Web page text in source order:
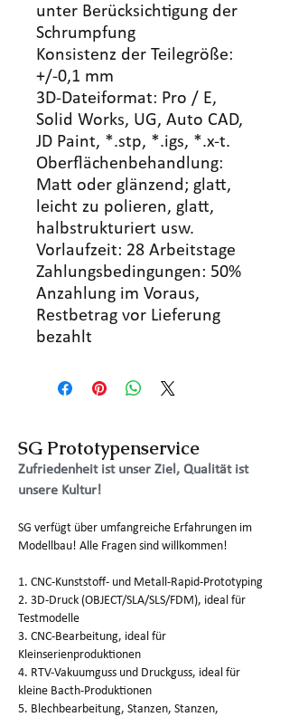
unter Berücksichtigung der
Schrumpfung
Konsistenz der Teilegröße:
+/-0,1 mm
3D-Dateiformat: Pro / E,
Solid Works, UG, Auto CAD,
JD Paint, *.stp, *.igs, *.x-t.
Oberflächenbehandlung:
Matt oder glänzend; glatt,
leicht zu polieren, glatt,
halbstrukturiert usw.
Vorlaufzeit: 28 Arbeitstage
Zahlungsbedingungen: 50%
Anzahlung im Voraus,
Restbetrag vor Lieferung
bezahlt
SG Prototypenservice
Zufriedenheit ist unser Ziel, Qualität ist
unsere Kultur!
SG verfügt über umfangreiche Erfahrungen im
Modellbau! Alle Fragen sind willkommen!
1. CNC-Kunststoff- und Metall-Rapid-Prototyping
2. 3D-Druck (OBJECT/SLA/SLS/FDM), ideal für
Testmodelle
3. CNC-Bearbeitung, ideal für
Kleinserienproduktionen
4. RTV-Vakuumguss und Druckguss, ideal für
kleine Bacth-Produktionen
5. Blechbearbeitung, Stanzen, Stanzen,